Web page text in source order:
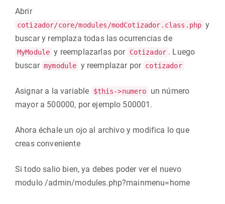
Abrir
cotizador/core/modules/modCotizador.class.php y
buscar y remplaza todas las ocurrencias de
MyModule y reemplazarlas por Cotizador . Luego
buscar mymodule y reemplazar por cotizador
Asignar a la variable $this->numero
un número
mayor a 500000, por ejemplo 500001.
Ahora échale un ojo al archivo y modifica lo que
creas conveniente
Si todo salio bien, ya debes poder ver el nuevo
modulo /admin/modules.php?mainmenu=home